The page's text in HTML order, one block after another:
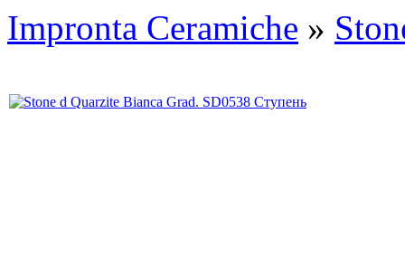
Impronta Ceramiche »